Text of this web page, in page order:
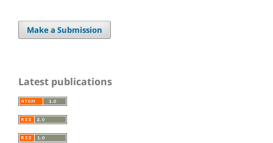
Make a Submission
Latest publications